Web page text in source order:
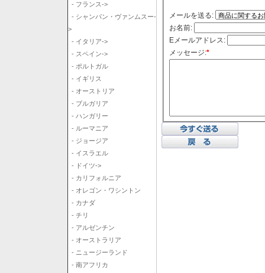
- フランス->
- シャンパン・ヴァンムスー-
>
- イタリア->
- スペイン->
- ポルトガル
- イギリス
- オーストリア
- ブルガリア
- ハンガリー
- ルーマニア
- ジョージア
- イスラエル
- ドイツ->
- カリフォルニア
- オレゴン・ワシントン
- カナダ
- チリ
- アルゼンチン
- オーストラリア
- ニュージーランド
- 南アフリカ
メールを送る:
お名前:
Eメールアドレス:
メッセージ:*